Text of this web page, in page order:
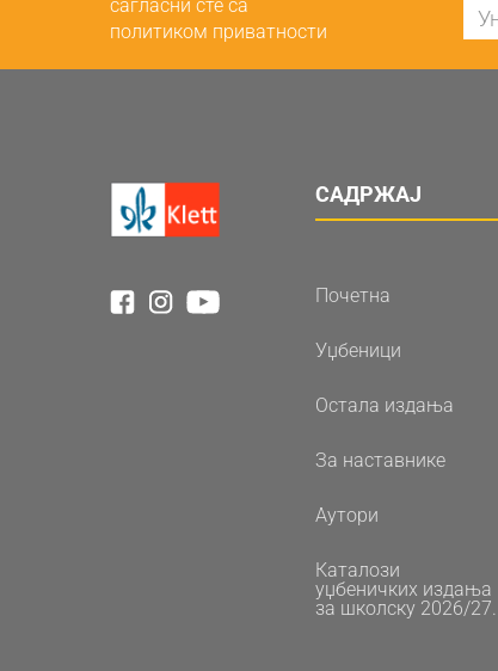
сагласни сте са
политиком приватности
САДРЖАЈ
Почетна
Уџбеници
Остала издања
За наставнике
Аутори
Каталози
уџбеничких издања
за школску 2026/27.